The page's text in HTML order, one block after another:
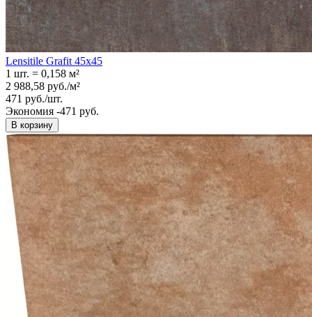
Lensitile Grafit 45x45
1 шт. = 0,158 м²
2 988,58 руб./м²
471 руб./шт.
Экономия -471 руб.
В корзину